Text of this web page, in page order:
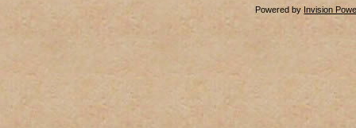
Powered by Invision